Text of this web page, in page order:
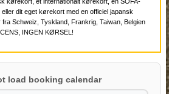
dit eget kørekort med en officiel japansk
Schweiz, Tyskland, Frankrig, Taiwan, Belgien
INGEN KØRSEL!
load booking calendar